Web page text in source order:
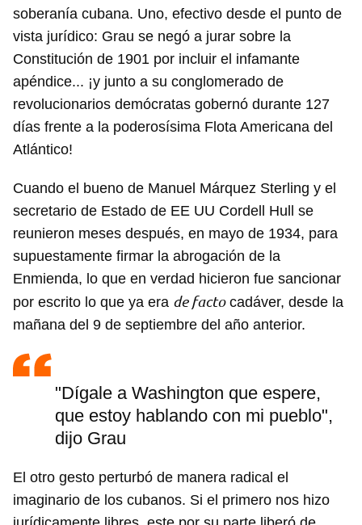
Guardar como favorito
Para poder guardar como favorito, primero has de
iniciar sesión con tu cuenta de 14ymedio.
soberanía cubana. Uno, efectivo desde el punto de
vista jurídico: Grau se negó a jurar sobre la
Constitución de 1901 por incluir el infamante
apéndice... ¡y junto a su conglomerado de
revolucionarios demócratas gobernó durante 127
días frente a la poderosísima Flota Americana del
Atlántico!
Cuando el bueno de Manuel Márquez Sterling y el
secretario de Estado de EE UU Cordell Hull se
reunieron meses después, en mayo de 1934, para
supuestamente firmar la abrogación de la
Enmienda, lo que en verdad hicieron fue sancionar
por escrito lo que ya era de factocadáver, desde la
mañana del 9 de septiembre del año anterior.
"Dígale a Washington que espere,
que estoy hablando con mi pueblo",
dijo Grau
El otro gesto perturbó de manera radical el
imaginario de los cubanos. Si el primero nos hizo